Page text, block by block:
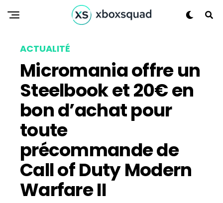
ACTUALITÉ
Micromania offre un
Steelbook et 20€ en
bon d’achat pour
toute
précommande de
Call of Duty Modern
Warfare II